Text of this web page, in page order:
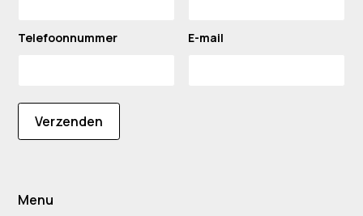
Telefoonnummer E-mail
Verzenden
Menu